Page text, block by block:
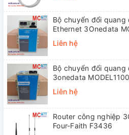
Bộ chuyển đổi quang
Ethernet 3Onedata
Liên hệ
Bộ chuyển đổi quang
3onedata
Liên hệ
Router công nghiệp
Four-Faith F3436